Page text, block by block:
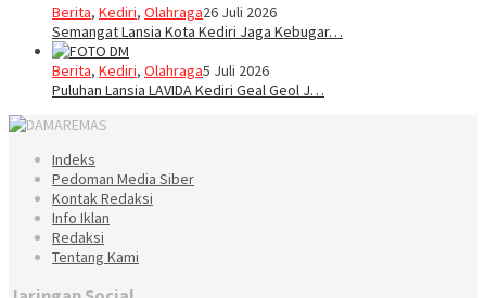
Berita, Kediri, Olahraga26 Juli 2026
Semangat Lansia Kota Kediri Jaga Kebugar…
Berita, Kediri, Olahraga5 Juli 2026
Puluhan Lansia LAVIDA Kediri Geal Geol J…
Indeks
Pedoman Media Siber
Kontak Redaksi
Info Iklan
Redaksi
Tentang Kami